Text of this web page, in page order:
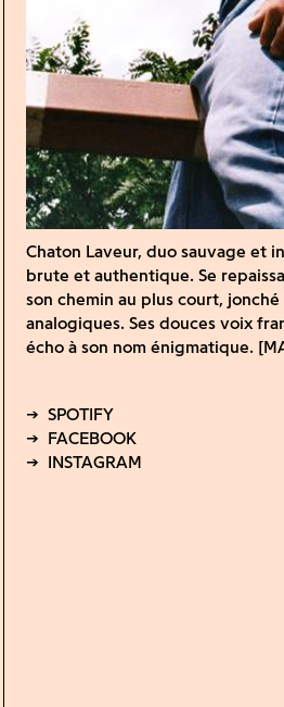
Chaton Laveur, duo sauvage et
brute et authentique. Se
son chemin au plus court,
analogiques. Ses douces voix
écho à son nom énigmatique.